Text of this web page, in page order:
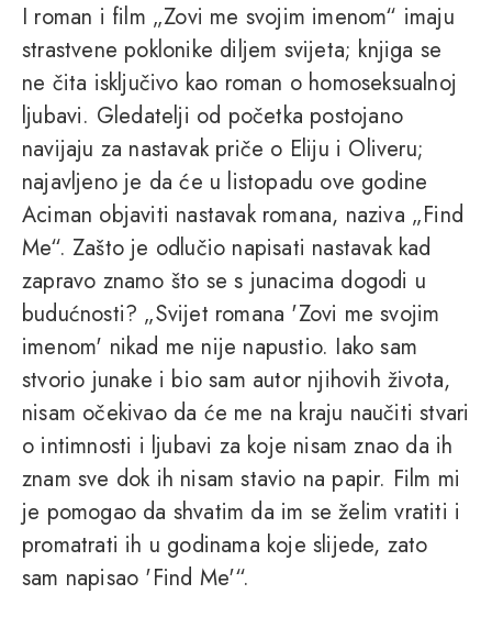
I roman i film „Zovi me svojim imenom“ imaju
strastvene poklonike diljem svijeta; knjiga se
ne čita isključivo kao roman o homoseksualnoj
ljubavi. Gledatelji od početka postojano
navijaju za nastavak priče o Eliju i Oliveru;
najavljeno je da će u listopadu ove godine
Aciman objaviti nastavak romana, naziva „Find
Me“. Zašto je odlučio napisati nastavak kad
zapravo znamo što se s junacima dogodi u
budućnosti? „Svijet romana 'Zovi me svojim
imenom' nikad me nije napustio. Iako sam
stvorio junake i bio sam autor njihovih života,
nisam očekivao da će me na kraju naučiti stvari
o intimnosti i ljubavi za koje nisam znao da ih
znam sve dok ih nisam stavio na papir. Film mi
je pomogao da shvatim da im se želim vratiti i
promatrati ih u godinama koje slijede, zato
sam napisao 'Find Me'“.